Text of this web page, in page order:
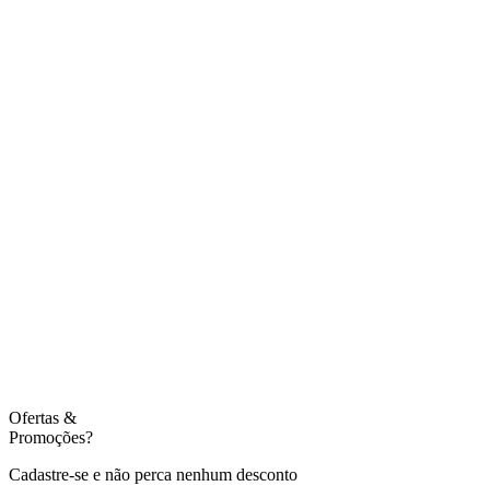
Ofertas &
Promoções?
Cadastre-se e não perca nenhum desconto